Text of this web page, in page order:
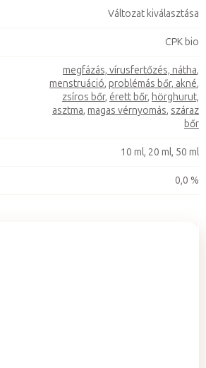
Változat kiválasztása
CPK bio
megfázás, vírusfertőzés, nátha,
menstruáció, problémás bőr, akné,
zsíros bőr, érett bőr, hörghurut,
asztma, magas vérnyomás, száraz
bőr
10 ml, 20 ml, 50 ml
0,0 %